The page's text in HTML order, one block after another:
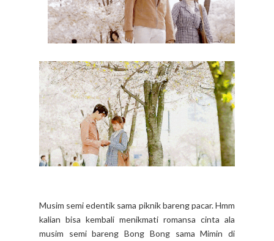
Musim semi edentik sama piknik bareng pacar.Hmm
kalian bisa kembali menikmati romansa cinta ala
musim semi bareng Bong Bong sama Mimin di